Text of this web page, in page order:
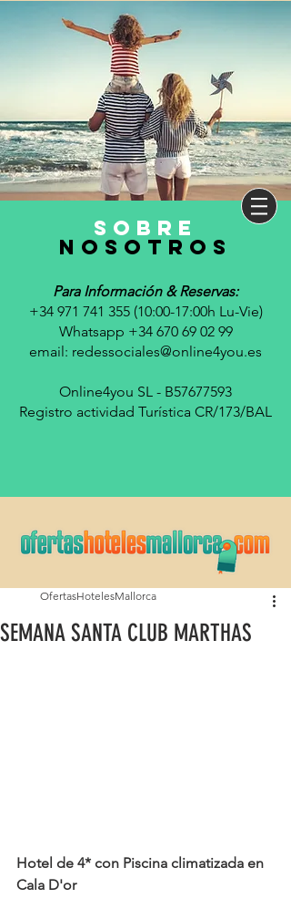
sobre
nosotros
Para Información & Reservas:
+34 971 741 355 (10:00-17:00h Lu-Vie)
Whatsapp +34 670 69 02 99
email: redessociales@online4you.es
Online4you SL - B57677593
Registro actividad Turística CR/173/BAL
SEMANA SANTA CLUB MARTHAS
OfertasHotelesMallorca
Hotel de 4* con Piscina climatizada en
Cala D'or